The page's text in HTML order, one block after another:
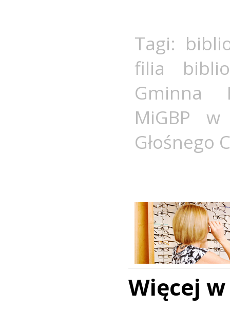
Tagi:
filia
Gminna
MiGBP
Głośnego
Więcej